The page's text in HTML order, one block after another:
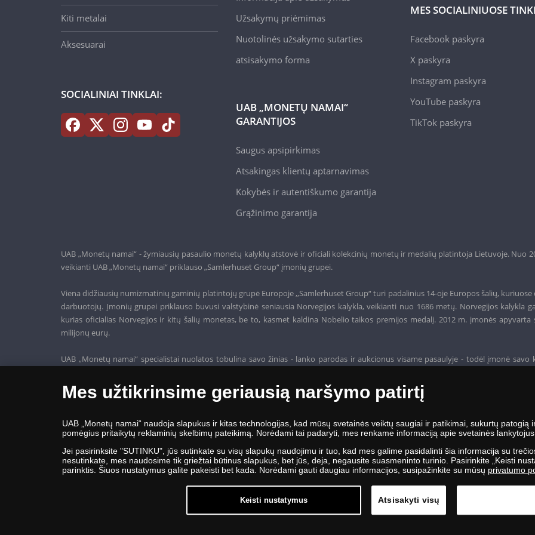
Kiti metalai
Aksesuarai
SOCIALINIAI TINKLAI:
Užsakymų priėmimas
Nuotolinės užsakymo sutarties
atsisakymo forma
UAB „MONETŲ NAMAI“
GARANTIJOS
Saugus apsipirkimas
Atsakingas klientų aptarnavimas
Kokybės ir autentiškumo garantija
Grąžinimo garantija
MES SOCIALINIUOSE
Facebook paskyra
X paskyra
Instagram paskyra
YouTube paskyra
TikTok paskyra
UAB „Monetų namai“ - žymiausių pasaulio monetų kalyklų atstovė ir oficiali kolekcinių monetų ir medalių platintoja Lietuvoje. Nuo
veikianti UAB „Monetų namai“ priklauso „Samlerhuset Group“ įmonių grupei.
Viena didžiausių numizmatinių gaminių platintojų grupė Europoje ,,Samlerhuset Group“ turi padalinius 14-oje Europos šalių, kuriuose
darbuotojų. Įmonių grupei priklauso buvusi valstybinė seniausia Norvegijos kalykla, veikianti nuo 1686 metų. Norvegijos kalykla
kurias oficialias Norvegijos ir kitų šalių monetas, be to, kasmet kaldina Nobelio taikos premijos medalį. 2012 m. įmonės apyvarta
milijonų eurų.
UAB „Monetų namai“ specialistai nuolatos tobulina savo žinias - lanko parodas ir aukcionus visame pasaulyje - todėl įmonė savo
© Copyright 2026 - UAB „Monetų namai“ | Žalgirio g. 88, LT-09303 Vilnius | Tel: +370 5 274 20 27
Mes užtikrinsime geriausią naršymo patirtį
UAB „Monetų namai“ naudoja slapukus ir kitas technologijas, kad mūsų svetainės veiktų saugiai ir patikimai, sukurtų
pomėgius pritaikytų reklaminių skelbimų pateikimą. Norėdami tai padaryti, mes renkame informaciją apie svetainės
Jei pasirinksite "SUTINKU", jūs sutinkate su visų slapukų naudojimu ir tuo, kad mes galime pasidalinti šia informacija su
nesutinkate, mes naudosime tik griežtai būtinus slapukus, bet jūs, deja, negausite suasmeninto turinio. Pasirinkite „Keisti
parinktis. Šiuos nustatymus galite pakeisti bet kada. Norėdami gauti daugiau informacijos, susipažinkite su mūsų privatumo
Keisti nustatymus Atsisakyti visų